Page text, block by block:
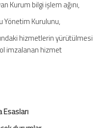
Kurum bilgi işlem ağını,
Yönetim Kurulunu,
hizmetlerin yürütülmesi
imzalanan hizmet
Esasları